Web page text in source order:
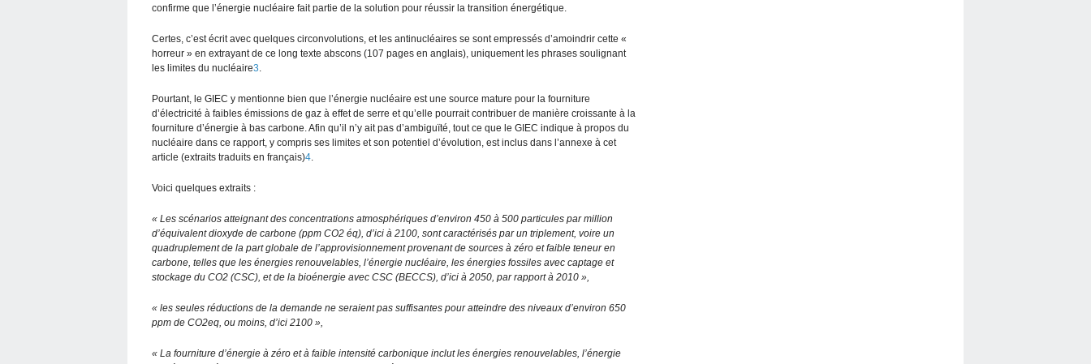
confirme que l’énergie nucléaire fait partie de la solution pour réussir la transition énergétique.
Certes, c’est écrit avec quelques circonvolutions, et les antinucléaires se sont empressés d’amoindrir cette «
horreur » en extrayant de ce long texte abscons (107 pages en anglais), uniquement les phrases soulignant
les limites du nucléaire3
Pourtant, le GIEC y mentionne bien que l’énergie nucléaire est une source mature pour la fourniture
d’électricité à faibles émissions de gaz à effet de serre et qu’elle pourrait contribuer de manière croissante à la
fourniture d’énergie à bas carbone. Afin qu’il n’y ait pas d’ambiguïté, tout ce que le GIEC indique à propos du
nucléaire dans ce rapport, y compris ses limites et son potentiel d’évolution, est inclus dans l’annexe à cet
article (extraits traduits en français)4
Voici quelques extraits :
« Les scénarios atteignant des concentrations atmosphériques d’environ 450 à 500 particules par million
d’équivalent dioxyde de carbone (ppm CO2 éq), d’ici à 2100, sont caractérisés par un triplement, voire un
quadruplement de la part globale de l’approvisionnement provenant de sources à zéro et faible teneur en
carbone, telles que les énergies renouvelables, l’énergie nucléaire, les énergies fossiles avec captage et
stockage du CO2 (CSC), et de la bioénergie avec CSC (BECCS), d’ici à 2050, par rapport à 2010 »,
« les seules réductions de la demande ne seraient pas suffisantes pour atteindre des niveaux d’environ 650
ppm de CO2eq, ou moins, d’ici 2100 »,
« La fourniture d’énergie à zéro et à faible intensité carbonique inclut les énergies renouvelables, l’énergie